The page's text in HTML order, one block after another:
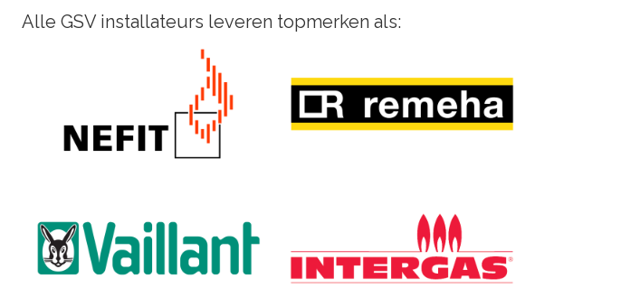
Alle GSV installateurs leveren topmerken als: